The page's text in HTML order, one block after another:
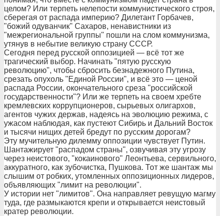
целом? Или терпеть нелепости коммунистического строя,
сберегая от распада империю? Дилетант Горбачев,
"божий одуванчик" Сахаров, ненавистники из
"межрегиональной группы" пошли на слом коммунизма,
утянув в небытие великую страну СССР.
Сегодня перед русской оппозицией — всё тот же
трагический выбор. Начинать "пятую русскую
революцию", чтобы сбросить безнадежного Путина,
срезать опухоль "Единой России", и всё это — ценой
распада России, окончательного среза "российской
государственности"? Или же терпеть на своем хребте
кремлевских коррупционеров, сырьевых олигархов,
агентов чужих держав, надеясь на эволюцию режима, с
ужасом наблюдая, как пустеют Сибирь и Дальний Восток
и тысячи нищих детей бредут по русским дорогам?
Эту мучительную дилемму оппозиции чувствует Путин.
Шантажирует "распадом страны", озвучивая эту угрозу
через неистового, "кокаинового" Леонтьева, сервильного,
аккуратного, как зубочистка, Пушкова. Тот же шантаж мы
слышим от робких, утомленных оппозиционных лидеров,
объявляющих "лимит на революции".
У истории нет "лимитов". Она направляет ревущую магму
туда, где размыкаются крепи и открывается неистовый
кратер революции.